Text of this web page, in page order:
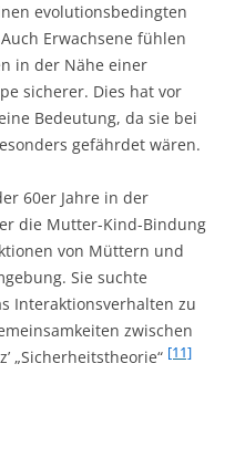
evolutionsbedingten
Erwachsene fühlen
in der Nähe einer
sicherer. Dies hat vor
Bedeutung, da sie bei
gefährdet wären.
60er Jahre in der
die Mutter-Kind-Bindung
von Müttern und
Sie suchte
Interaktionsverhalten zu
zwischen
„Sicherheitstheorie“ [11]